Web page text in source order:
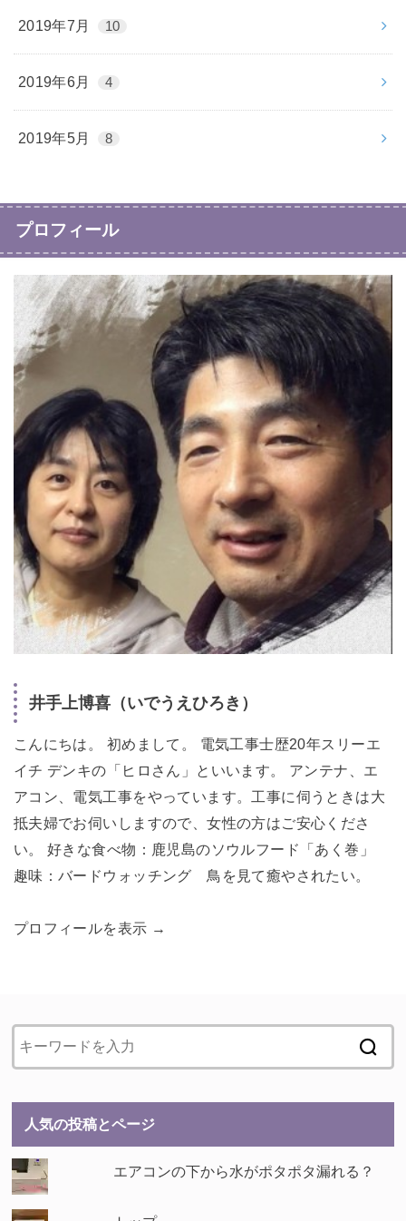
2019年7月 10
2019年6月 4
2019年5月 8
プロフィール
井手上博喜（いでうえひろき）
こんにちは。 初めまして。 電気工事士歴20年スリーエ
イチ デンキの「ヒロさん」といいます。 アンテナ、エ
アコン、電気工事をやっています。工事に伺うときは大
抵夫婦でお伺いしますので、女性の方はご安心くださ
い。 好きな食べ物：鹿児島のソウルフード「あく巻」
趣味：バードウォッチング 鳥を見て癒やされたい。
プロフィールを表示 →
人気の投稿とページ
エアコンの下から水がポタポタ漏れる？